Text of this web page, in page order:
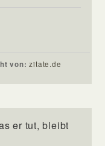
von:zitate.de
er tut, bleibt